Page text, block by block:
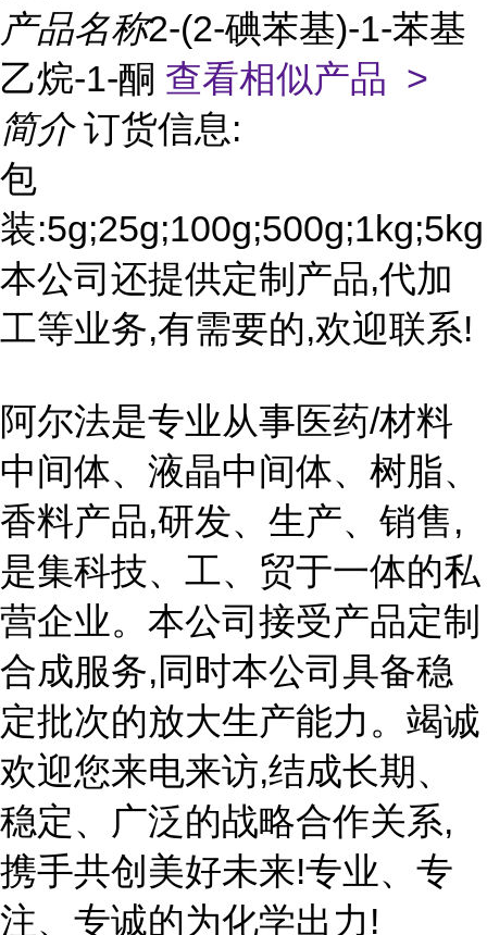
产品名称2-(2-碘苯基)-1-苯基
乙烷-1-酮 查看相似产品 >
简介 订货信息:
包
装:5g;25g;100g;500g;1kg;5kg
本公司还提供定制产品,代加
工等业务,有需要的,欢迎联系!
阿尔法是专业从事医药/材料
中间体、液晶中间体、树脂、
香料产品,研发、生产、销售,
是集科技、工、贸于一体的私
营企业。本公司接受产品定制
合成服务,同时本公司具备稳
定批次的放大生产能力。竭诚
欢迎您来电来访,结成长期、
稳定、广泛的战略合作关系,
携手共创美好未来!专业、专
注、专诚的为化学出力!